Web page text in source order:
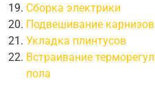
Сборка электрики
Подвешивание карнизов
Укладка плинтусов
Встраивание
пола